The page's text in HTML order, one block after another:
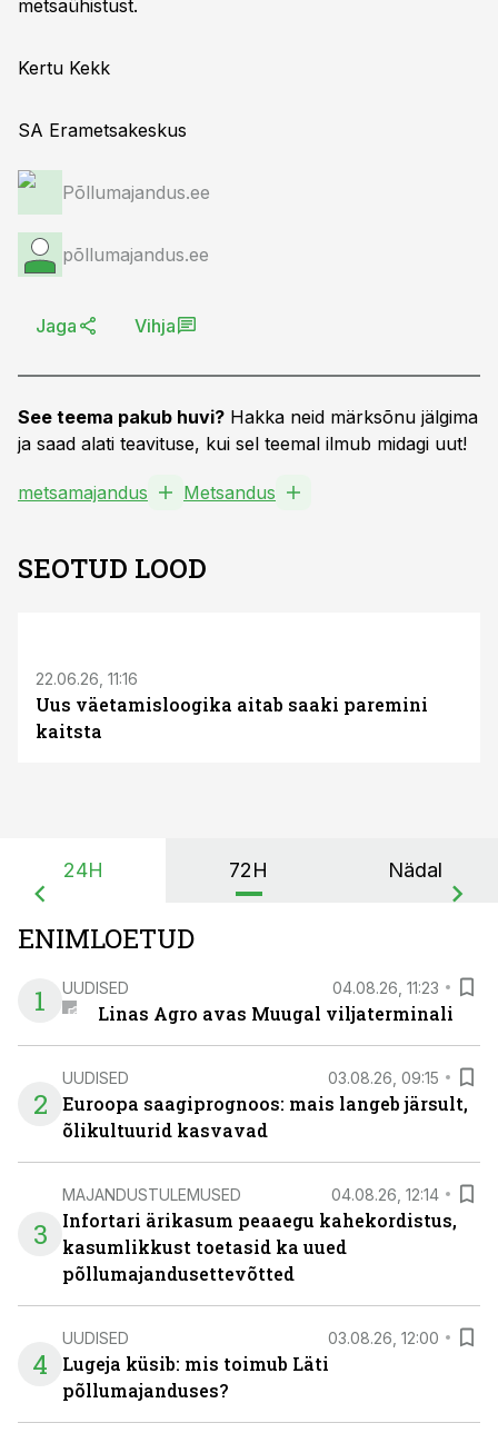
metsaühistust.
Kertu Kekk
SA Erametsakeskus
Põllumajandus.ee
põllumajandus.ee
Jaga Vihja
See teema pakub huvi? Hakka neid märksõnu jälgima
ja saad alati teavituse, kui sel teemal ilmub midagi uut!
metsamajandus Metsandus
SEOTUD LOOD
22.06.26, 11:16
Uus väetamisloogika aitab saaki paremini
kaitsta
24H 72H Nädal
ENIMLOETUD
1
UUDISED 04.08.26, 11:23
Linas Agro avas Muugal viljaterminali
2
UUDISED 03.08.26, 09:15
Euroopa saagiprognoos: mais langeb järsult,
õlikultuurid kasvavad
3
MAJANDUSTULEMUSED 04.08.26, 12:14
Infortari ärikasum peaaegu kahekordistus,
kasumlikkust toetasid ka uued
põllumajandusettevõtted
4
UUDISED 03.08.26, 12:00
Lugeja küsib: mis toimub Läti
põllumajanduses?